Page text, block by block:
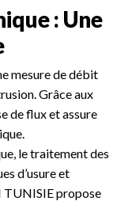
: Une
mesure de débit
Grâce aux
de flux et assure
le traitement des
d’usure et
TUNISIE propose